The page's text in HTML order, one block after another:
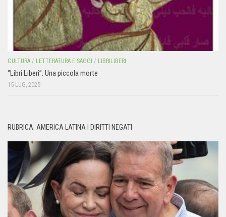
CULTURA / LETTERATURA E SAGGI / LIBRILIBERI
“Libri Liberi”. Una piccola morte
15 LUG, 2025
RUBRICA: AMERICA LATINA I DIRITTI NEGATI